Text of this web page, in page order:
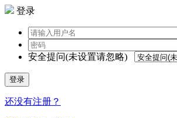
登录
安全提问(未设置请忽略)
登录
还没有注册？